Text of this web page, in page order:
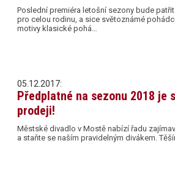
Poslední premiéra letošní sezony bude
pro celou rodinu, a sice světoznámé
motivy klasické pohá…
05.12.2017:
Předplatné na sezonu 2018 je
prodeji!
Městské divadlo v Mostě nabízí řadu
a staňte se naším pravidelným divákem.